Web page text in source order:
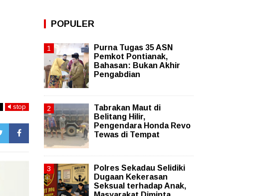
stop
POPULER
Purna Tugas 35 ASN
Pemkot Pontianak,
Bahasan: Bukan Akhir
Pengabdian
Tabrakan Maut di
Belitang Hilir,
Pengendara Honda Revo
Tewas di Tempat
Polres Sekadau Selidiki
Dugaan Kekerasan
Seksual terhadap Anak,